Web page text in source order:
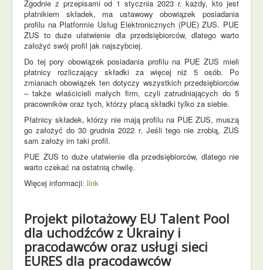
Zgodnie z przepisami od 1 stycznia 2023 r. każdy, kto jest
płatnikiem składek, ma ustawowy obowiązek posiadania
profilu na Platformie Usług Elektronicznych (PUE) ZUS. PUE
ZUS to duże ułatwienie dla przedsiębiorców, dlatego warto
założyć swój profil jak najszybciej.
Do tej pory obowiązek posiadania profilu na PUE ZUS mieli
płatnicy rozliczający składki za więcej niż 5 osób. Po
zmianach obowiązek ten dotyczy wszystkich przedsiębiorców
– także właścicieli małych firm, czyli zatrudniających do 5
pracowników oraz tych, którzy płacą składki tylko za siebie.
Płatnicy składek, którzy nie mają profilu na PUE ZUS, muszą
go założyć do 30 grudnia 2022 r. Jeśli tego nie zrobią, ZUS
sam założy im taki profil.
PUE ZUS to duże ułatwienie dla przedsiębiorców, dlatego nie
warto czekać na ostatnią chwilę.
Więcej informacji: link
Projekt pilotażowy EU Talent Pool
dla uchodźców z Ukrainy i
pracodawców oraz usługi sieci
EURES dla pracodawców